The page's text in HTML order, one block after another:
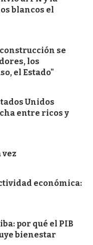
blancos el
se
los
el Estado"
Unidos
entre ricos y
vez
económica:
por qué el PIB
bienestar